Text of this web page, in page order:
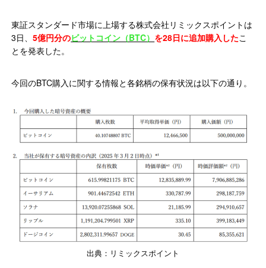
東証スタンダード市場に上場する株式会社リミックスポイントは
3日、5億円分のビットコイン（BTC） を28日に追加購入したこ
とを発表した。
今回のBTC購入に関する情報と各銘柄の保有状況は以下の通り。
出典：リミックスポイント